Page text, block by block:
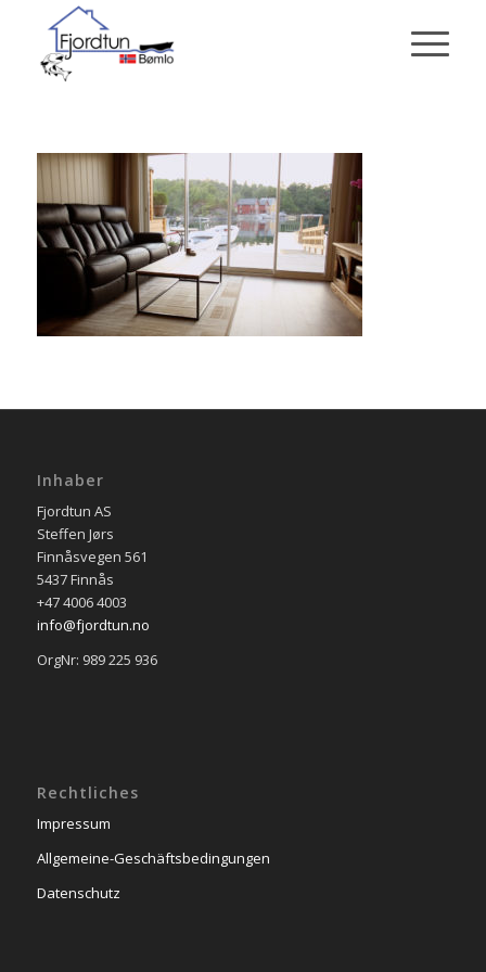
Inhaber
Fjordtun AS
Steffen Jørs
Finnåsvegen 561
5437 Finnås
+47 4006 4003
info@fjordtun.no
OrgNr: 989 225 936
Rechtliches
Impressum
Allgemeine-Geschäftsbedingungen
Datenschutz